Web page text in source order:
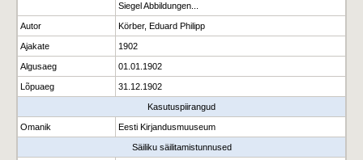
Siegel Abbildungen...
Autor Körber, Eduard Philipp
Ajakate 1902
Algusaeg 01.01.1902
Lõpuaeg 31.12.1902
Kasutuspiirangud
Omanik Eesti Kirjandusmuuseum
Säiliku säilitamistunnused